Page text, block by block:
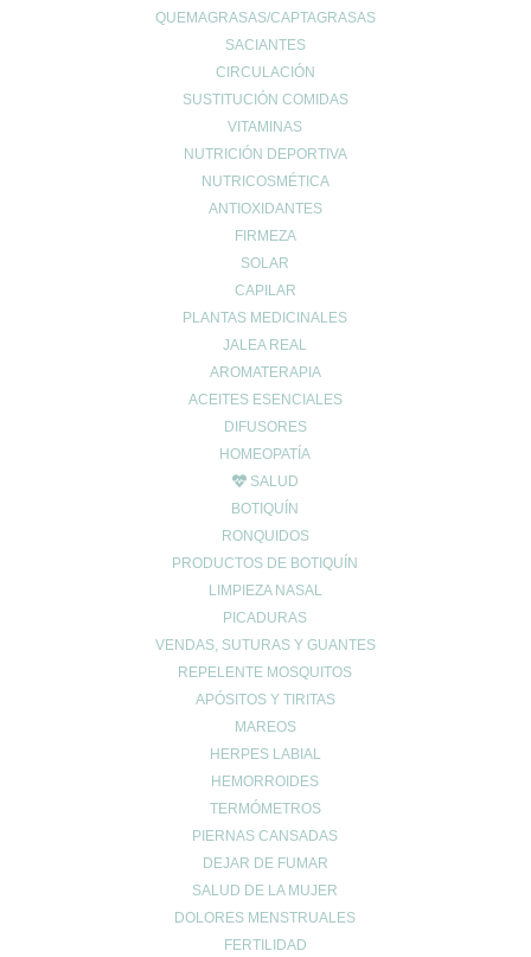
QUEMAGRASAS/CAPTAGRASAS
SACIANTES
CIRCULACIÓN
SUSTITUCIÓN COMIDAS
VITAMINAS
NUTRICIÓN DEPORTIVA
NUTRICOSMÉTICA
ANTIOXIDANTES
FIRMEZA
SOLAR
CAPILAR
PLANTAS MEDICINALES
JALEA REAL
AROMATERAPIA
ACEITES ESENCIALES
DIFUSORES
HOMEOPATÍA
SALUD
BOTIQUÍN
RONQUIDOS
PRODUCTOS DE BOTIQUÍN
LIMPIEZA NASAL
PICADURAS
VENDAS, SUTURAS Y GUANTES
REPELENTE MOSQUITOS
APÓSITOS Y TIRITAS
MAREOS
HERPES LABIAL
HEMORROIDES
TERMÓMETROS
PIERNAS CANSADAS
DEJAR DE FUMAR
SALUD DE LA MUJER
DOLORES MENSTRUALES
FERTILIDAD
Síguenos en las
Redes Sociales
© 2024 FARMACIA ROMERO CB